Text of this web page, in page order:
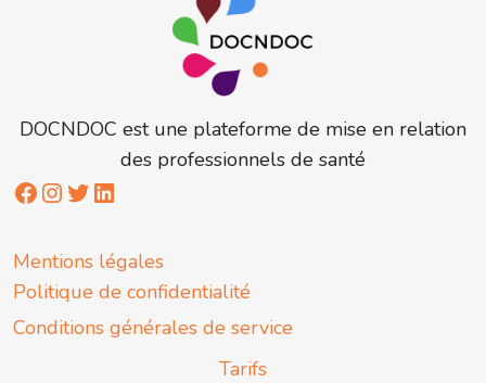
DOCNDOC est une plateforme de mise en relation
des professionnels de santé
Mentions légales
Politique de confidentialité
Conditions générales de service
Tarifs